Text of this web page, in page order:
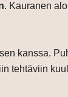
. Kauranen
kanssa.
tehtäviin